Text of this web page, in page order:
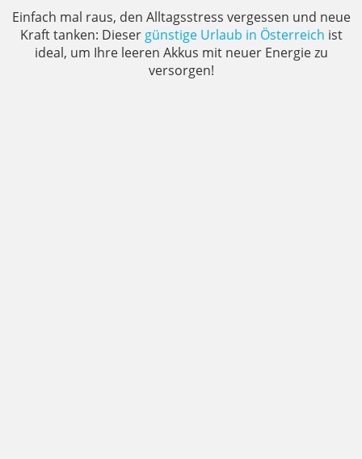
Einfach mal raus, den Alltagsstress vergessen und neue
Kraft tanken: Dieser günstige Urlaub in Österreich ist
ideal, um Ihre leeren Akkus mit neuer Energie zu
versorgen!